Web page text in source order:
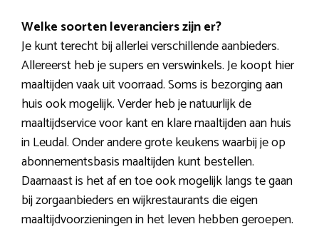
Welke soorten leveranciers zijn er?
Je kunt terecht bij allerlei verschillende aanbieders.
Allereerst heb je supers en verswinkels. Je koopt hier
maaltijden vaak uit voorraad. Soms is bezorging aan
huis ook mogelijk. Verder heb je natuurlijk de
maaltijdservice voor kant en klare maaltijden aan huis
in Leudal. Onder andere grote keukens waarbij je op
abonnementsbasis maaltijden kunt bestellen.
Daarnaast is het af en toe ook mogelijk langs te gaan
bij zorgaanbieders en wijkrestaurants die eigen
maaltijdvoorzieningen in het leven hebben geroepen.